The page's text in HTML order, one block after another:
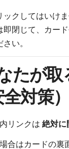
ックしてはいけま
即閉じて、カー
い。
たが取
対策）
リンクは 絶対に
合はカードの裏